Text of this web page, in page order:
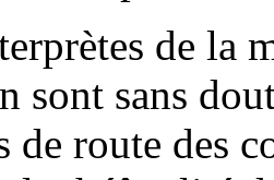
de la
sont sans
de route des